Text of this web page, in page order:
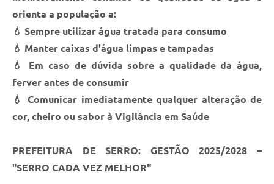
Diário Oficial
Contratos, Convênios e Publicações MROSC
Notícias
Contato
Radar da Transparência Pública
Listagem de Contribuintes Inscritos na Dívida Ativa do
orienta a população a:
💧 Sempre utilizar água tratada para consumo
💧 Manter caixas d'água limpas e tampadas
💧
Em caso de dúvida sobre a qualidade da água,
ferver antes de consumir
💧
Comunicar imediatamente qualquer alteração de
cor, cheiro ou sabor à Vigilância em Saúde
PREFEITURA DE SERRO: GESTÃO 2025/2028 –
"SERRO CADA VEZ MELHOR"